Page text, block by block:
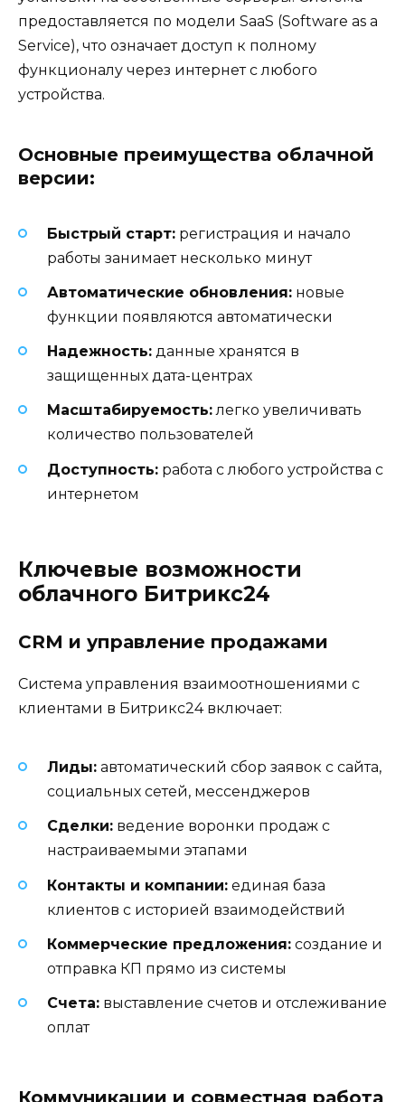
предоставляется по модели SaaS (Software as a
Service), что означает доступ к полному
функционалу через интернет с любого
устройства.
Основные преимущества облачной
версии:
Быстрый старт: регистрация и начало
работы занимает несколько минут
Автоматические обновления: новые
функции появляются автоматически
Надежность: данные хранятся в
защищенных дата-центрах
Масштабируемость:легко увеличивать
количество пользователей
Доступность: работа с любого устройства с
интернетом
Ключевые возможности
облачного Битрикс24
CRM и управление продажами
Система управления взаимоотношениями с
клиентами в Битрикс24 включает:
Лиды: автоматический сбор заявок с сайта,
социальных сетей, мессенджеров
Сделки: ведение воронки продаж с
настраиваемыми этапами
Контакты и компании: единая база
клиентов с историей взаимодействий
Коммерческие предложения: создание и
отправка КП прямо из системы
Счета: выставление счетов и отслеживание
оплат
Коммуникации и совместная работа